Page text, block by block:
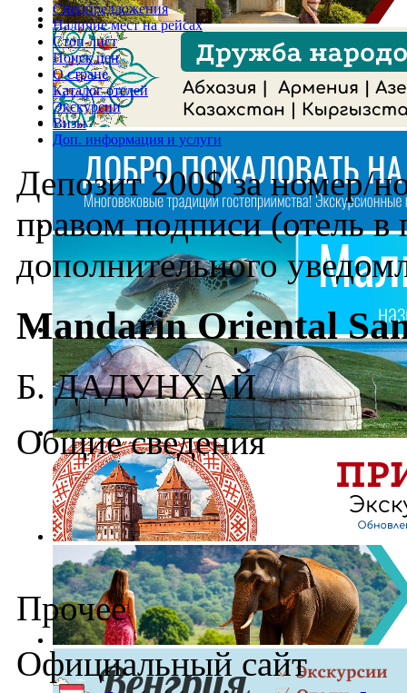
Спецпредложения
Наличие мест на рейсах
Стоп-лист
Поиск цен
О стране
Каталог отелей
Экскурсии
Визы
Доп. информация и услуги
Депозит 200$ за номер/
правом подписи (отель в
дополнительного
Mandarin Oriental
Б. ДАДУНХАЙ
Общие сведения
Прочее
Официальный сайт